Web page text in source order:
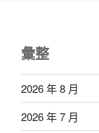
彙整
2026 年 8 月
2026 年 7 月